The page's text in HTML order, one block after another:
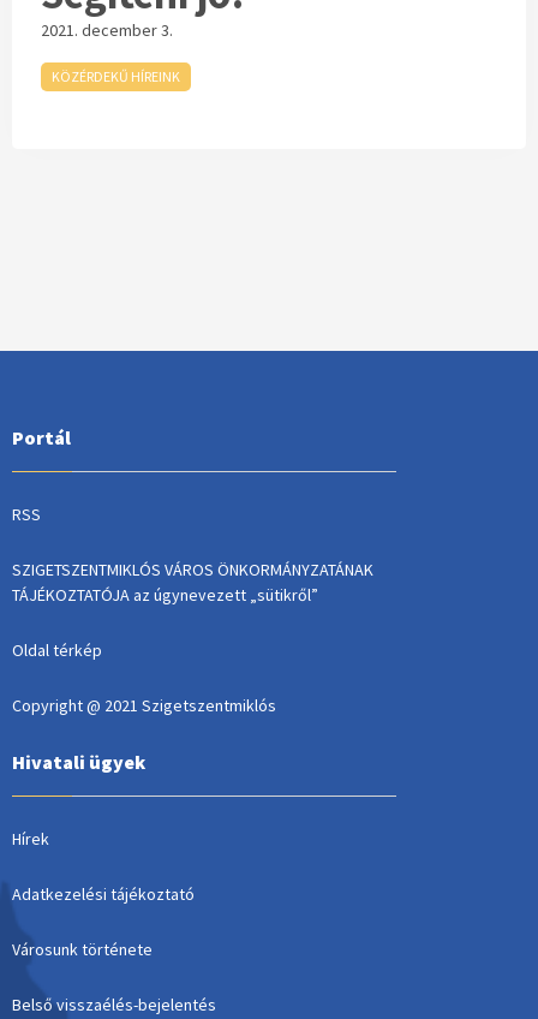
2021. december 3.
KÖZÉRDEKŰ HÍREINK
Portál
RSS
SZIGETSZENTMIKLÓS VÁROS ÖNKORMÁNYZATÁNAK
TÁJÉKOZTATÓJA az úgynevezett „sütikről”
Oldal térkép
Copyright @ 2021 Szigetszentmiklós
Hivatali ügyek
Hírek
Adatkezelési tájékoztató
Városunk története
Belső visszaélés-bejelentés